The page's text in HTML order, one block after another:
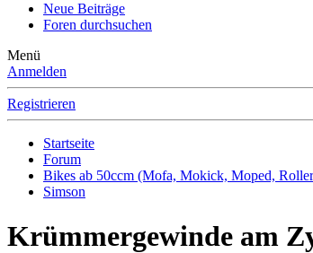
Neue Beiträge
Foren durchsuchen
Menü
Anmelden
Registrieren
Startseite
Forum
Bikes ab 50ccm (Mofa, Mokick, Moped,
Simson
Krümmergewinde am